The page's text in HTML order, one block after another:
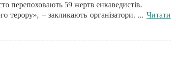
перепоховають 59 жертв енкаведистів.
терору», – закликають організатори. ...Читати